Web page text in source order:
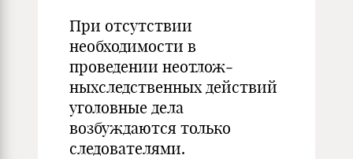
При отсутствии
необходимости в
проведении неотлож­
ныхследственных действий
уголовные дела
возбуждают­ся только
следователями.